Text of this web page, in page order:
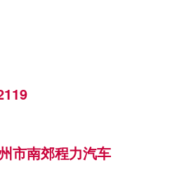
市南郊程力汽车